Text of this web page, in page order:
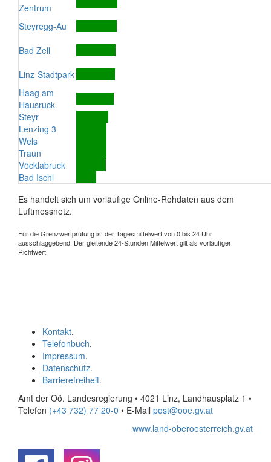
Zentrum
Steyregg-Au
Bad Zell
Linz-Stadtpark
Haag am
Hausruck
Steyr
Lenzing 3
Wels
Traun
Vöcklabruck
Bad Ischl
Es handelt sich um vorläufige Online-Rohdaten aus dem
Luftmessnetz.
Für die Grenzwertprüfung ist der Tagesmittelwert von 0 bis 24 Uhr
ausschlaggebend. Der gleitende 24-Stunden Mittelwert gilt als vorläufiger
Richtwert.
Kontakt.
Telefonbuch.
Impressum.
Datenschutz.
Barrierefreiheit.
Amt der Oö. Landesregierung • 4021 Linz, Landhausplatz 1 •
Telefon (+43 732) 77 20-0 • E-Mail post@ooe.gv.at
www.land-oberoesterreich.gv.at